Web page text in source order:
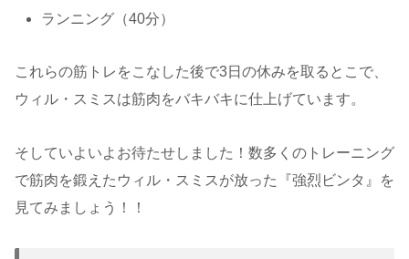
ランニング（40分）
これらの筋トレをこなした後で3日の休みを取るとこで、
ウィル・スミスは筋肉をバキバキに仕上げています。
そしていよいよお待たせしました！数多くのトレーニング
で筋肉を鍛えたウィル・スミスが放った『強烈ビンタ』を
見てみましょう！！